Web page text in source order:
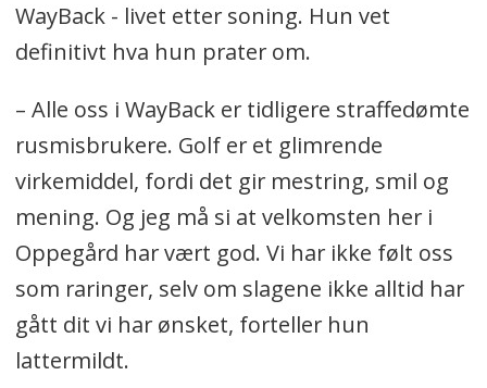
WayBack - livet etter soning. Hun vet
definitivt hva hun prater om.
– Alle oss i WayBack er tidligere straffedømte
rusmisbrukere. Golf er et glimrende
virkemiddel, fordi det gir mestring, smil og
mening. Og jeg må si at velkomsten her i
Oppegård har vært god. Vi har ikke følt oss
som raringer, selv om slagene ikke alltid har
gått dit vi har ønsket, forteller hun
lattermildt.